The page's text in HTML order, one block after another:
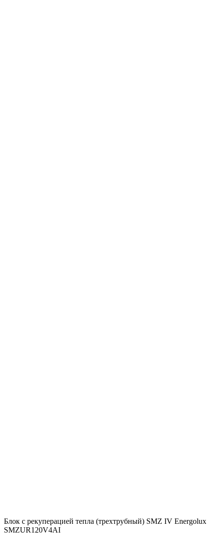
Блок с рекуперацией тепла (трехтрубный) SMZ IV Energolux
SMZUR120V4AI